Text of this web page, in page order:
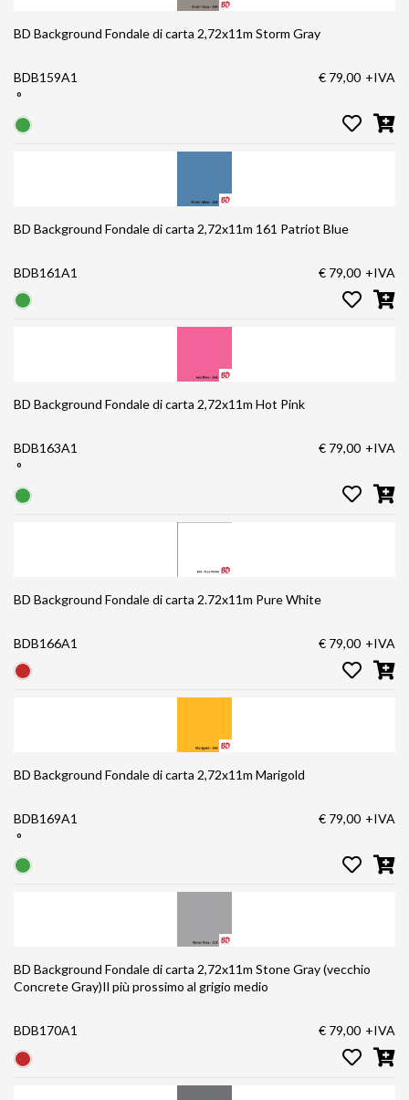
BD Background Fondale di carta 2,72x11m Storm Gray
BDB159A1
°
€ 79,00 +IVA
BD Background Fondale di carta 2,72x11m 161 Patriot Blue
BDB161A1 € 79,00 +IVA
BD Background Fondale di carta 2,72x11m Hot Pink
BDB163A1
°
€ 79,00 +IVA
BD Background Fondale di carta 2.72x11m Pure White
BDB166A1 € 79,00 +IVA
BD Background Fondale di carta 2,72x11m Marigold
BDB169A1
°
€ 79,00 +IVA
BD Background Fondale di carta 2,72x11m Stone Gray (vecchio
Concrete Gray)Il più prossimo al grigio medio
BDB170A1 € 79,00 +IVA